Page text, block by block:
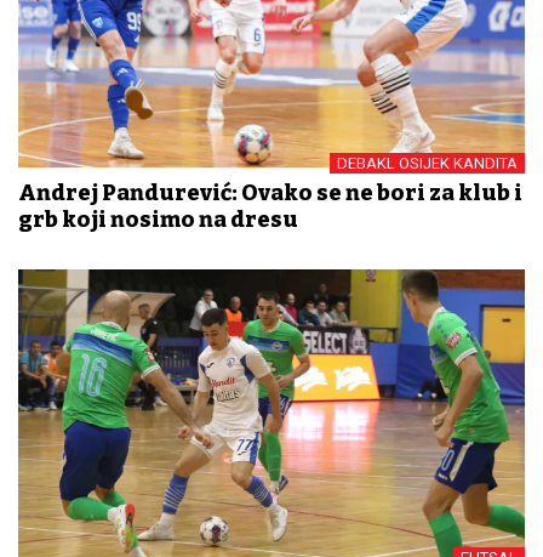
DEBAKL OSIJEK KANDITA
Andrej Pandurević: Ovako se ne bori za klub i
grb koji nosimo na dresu